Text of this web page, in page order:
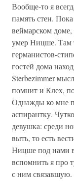
Вообще-то я
память стен.
веймарском доме,
умер Ницше. Там
германистов-
гостей дома
Sterbezimmer
помнит и Клех,
Однажды ко мне
аспирантку.
девушка: среди
выть, то есть
Ницше под нами
вспомнить я про
с ним связавшую.